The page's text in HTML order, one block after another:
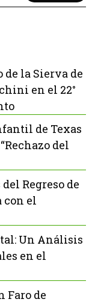
de la Sierva de
en el 22°
de Texas
del
Regreso de
con el
Un Análisis
en el
Faro de